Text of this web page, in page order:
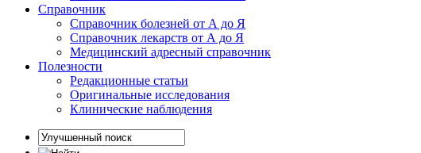
Справочник
Справочник болезней от А до Я
Справочник лекарств от А до Я
Медицинский адресный справочник
Полезности
Редакционные статьи
Оригинальные исследования
Клинические наблюдения